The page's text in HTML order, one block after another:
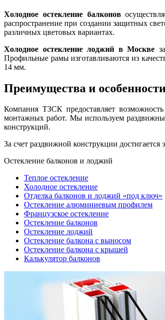
Холодное остекление балконов
распространение при создании защитных
различных цветовых вариантах.
Холодное остекление лоджий в Москве
Профильные рамы изготавливаются из
14 мм.
Преимущества и
Компания ТЗСК предоставляет
монтажных работ. Мы используем
конструкций.
За счет раздвижной конструкции
Остекление балконов и лоджий
Теплое остекление
Холодное остекление
Отделка балконов и лоджий «под ключ»
Остекление алюминиевым профилем
Французское остекление
Остекление балконов
Остекление лоджий
Остекление балкона с выносом
Остекление балкона с крышей
Калькулятор балконов